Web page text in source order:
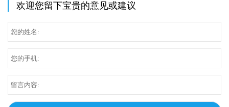
欢迎您留下宝贵的意见或建议